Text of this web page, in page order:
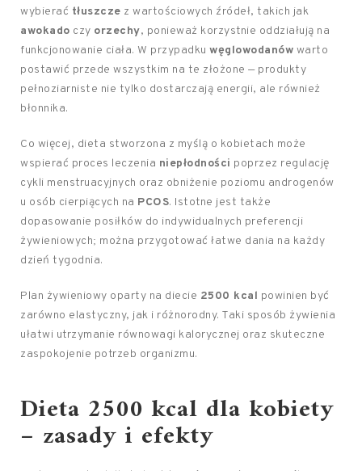
wybierać tłuszcze z wartościowych źródeł, takich jak
awokado czy orzechy, ponieważ korzystnie oddziałują na
funkcjonowanie ciała. W przypadku węglowodanów warto
postawić przede wszystkim na te złożone — produkty
pełnoziarniste nie tylko dostarczają energii, ale również
błonnika.
Co więcej, dieta stworzona z myślą o kobietach może
wspierać proces leczenia niepłodności poprzez regulację
cykli menstruacyjnych oraz obniżenie poziomu androgenów
u osób cierpiących na PCOS. Istotne jest także
dopasowanie posiłków do indywidualnych preferencji
żywieniowych; można przygotować łatwe dania na każdy
dzień tygodnia.
Plan żywieniowy oparty na diecie 2500 kcal powinien być
zarówno elastyczny, jak i różnorodny. Taki sposób żywienia
ułatwi utrzymanie równowagi kalorycznej oraz skuteczne
zaspokojenie potrzeb organizmu.
Dieta 2500 kcal dla kobiety
– zasady i efekty